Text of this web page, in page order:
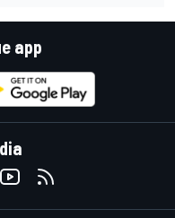
app